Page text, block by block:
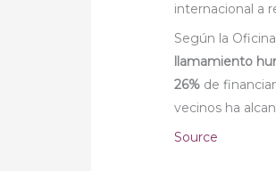
internacional a
Según la
llamamiento
26% de
vecinos ha
Source